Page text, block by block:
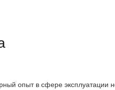
опыт в сфере эксплуатации